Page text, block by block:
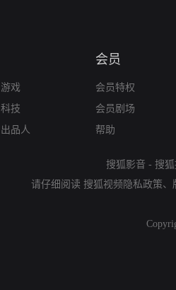
游戏
科技
出品人
会员
会员特权
会员剧场
帮助
搜狐影音 - 搜
请仔细阅读 搜狐视频隐私政策、